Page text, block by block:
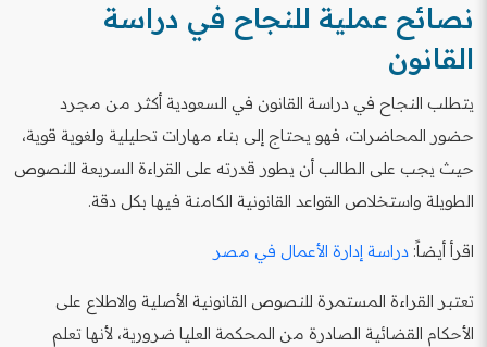
نصائح عملية للنجاح في دراسة
القانون
يتطلب النجاح في دراسة القانون في السعودية أكثر من مجرد
حضور المحاضرات، فهو يحتاج إلى بناء مهارات تحليلية ولغوية قوية،
حيث يجب على الطالب أن يطور قدرته على القراءة السريعة للنصوص
الطويلة واستخلاص القواعد القانونية الكامنة فيها بكل دقة.
اقرأ أيضاً: دراسة إدارة الأعمال في مصر
تعتبر القراءة المستمرة للنصوص القانونية الأصلية والاطلاع على
الأحكام القضائية الصادرة من المحكمة العليا ضرورية، لأنها تعلم